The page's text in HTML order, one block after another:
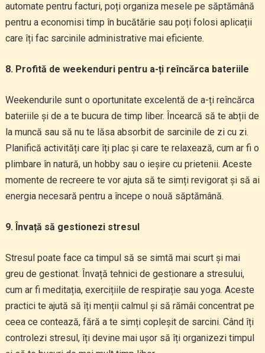
automate pentru facturi, poți organiza mesele pe săptămână
pentru a economisi timp în bucătărie sau poți folosi aplicații
care îți fac sarcinile administrative mai eficiente.
8. Profită de weekenduri pentru a-ți reîncărca bateriile
Weekendurile sunt o oportunitate excelentă de a-ți reîncărca
bateriile și de a te bucura de timp liber. Încearcă să te abții de
la muncă sau să nu te lăsa absorbit de sarcinile de zi cu zi.
Planifică activități care îți plac și care te relaxează, cum ar fi o
plimbare în natură, un hobby sau o ieșire cu prietenii. Aceste
momente de recreere te vor ajuta să te simți revigorat și să ai
energia necesară pentru a începe o nouă săptămână.
9. Învață să gestionezi stresul
Stresul poate face ca timpul să se simtă mai scurt și mai
greu de gestionat. Învață tehnici de gestionare a stresului,
cum ar fi meditația, exercițiile de respirație sau yoga. Aceste
practici te ajută să îți menții calmul și să rămâi concentrat pe
ceea ce contează, fără a te simți copleșit de sarcini. Când îți
controlezi stresul, îți devine mai ușor să îți organizezi timpul